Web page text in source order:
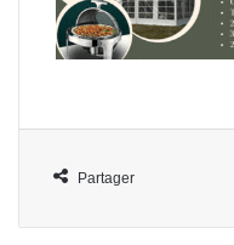
Partager